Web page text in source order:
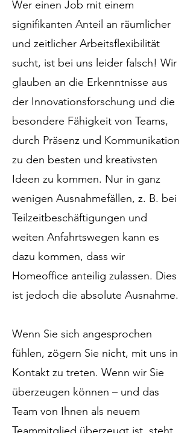
Wer einen Job mit einem
signifikanten Anteil an räumlicher
und zeitlicher Arbeitsflexibilität
sucht, ist bei uns leider falsch! Wir
glauben an die Erkenntnisse aus
der Innovationsforschung und die
besondere Fähigkeit von Teams,
durch Präsenz und Kommunikation
zu den besten und kreativsten
Ideen zu kommen. Nur in ganz
wenigen Ausnahmefällen, z. B. bei
Teilzeitbeschäftigungen und
weiten Anfahrtswegen kann es
dazu kommen, dass wir
Homeoffice anteilig zulassen. Dies
ist jedoch die absolute Ausnahme.
Wenn Sie sich angesprochen
fühlen, zögern Sie nicht, mit uns in
Kontakt zu treten. Wenn wir Sie
überzeugen können – und das
Team von Ihnen als neuem